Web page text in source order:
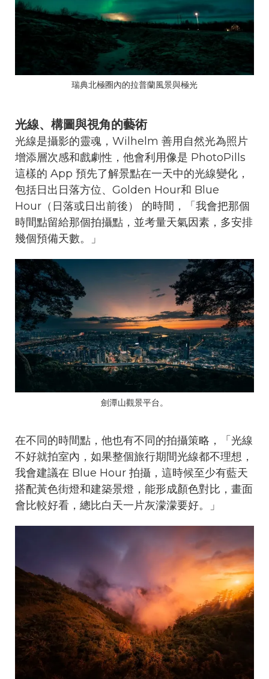
瑞典北極圈內的拉普蘭風景與極光
光線、構圖與視角的藝術
光線是攝影的靈魂，Wilhelm 善用自然光為照片
增添層次感和戲劇性，他會利用像是 PhotoPills
這樣的 App 預先了解景點在一天中的光線變化，
包括日出日落方位、Golden Hour和 Blue
Hour（日落或日出前後） 的時間，「我會把那個
時間點留給那個拍攝點，並考量天氣因素，多安排
幾個預備天數。」
劍潭山觀景平台。
在不同的時間點，他也有不同的拍攝策略，「光線
不好就拍室內，如果整個旅行期間光線都不理想，
我會建議在 Blue Hour 拍攝，這時候至少有藍天
搭配黃色街燈和建築景燈，能形成顏色對比，畫面
會比較好看，總比白天一片灰濛濛要好。」